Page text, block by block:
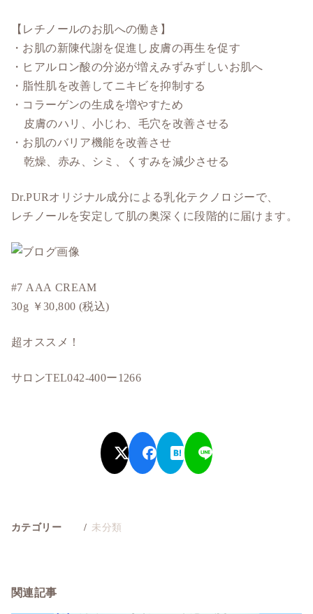
【レチノールのお肌への働き】
・お肌の新陳代謝を促進し皮膚の再生を促す
・ヒアルロン酸の分泌が増えみずみずしいお肌へ
・脂性肌を改善してニキビを抑制する
・コラーゲンの生成を増やすため
皮膚のハリ、小じわ、毛穴を改善させる
・お肌のバリア機能を改善させ
乾燥、赤み、シミ、くすみを減少させる
Dr.PURオリジナル成分による乳化テクノロジーで、
レチノールを安定して肌の奥深くに段階的に届けます。
#7 AAA CREAM
30g ￥30,800 (税込)
超オススメ！
サロンTEL042-400ー1266
カテゴリー 未分類
関連記事